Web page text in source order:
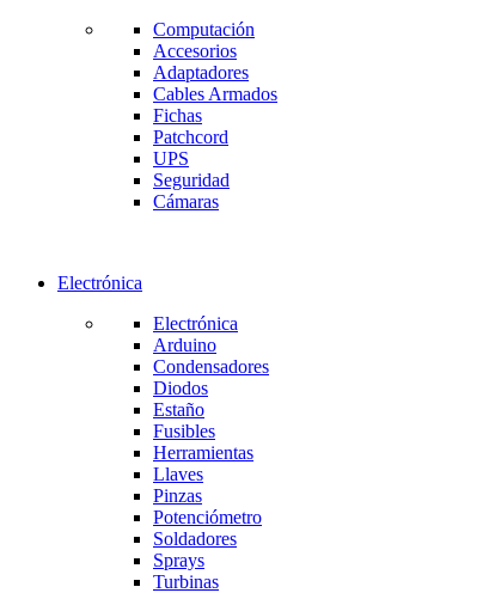
Computación
Accesorios
Adaptadores
Cables Armados
Fichas
Patchcord
UPS
Seguridad
Cámaras
Electrónica
Electrónica
Arduino
Condensadores
Diodos
Estaño
Fusibles
Herramientas
Llaves
Pinzas
Potenciómetro
Soldadores
Sprays
Turbinas